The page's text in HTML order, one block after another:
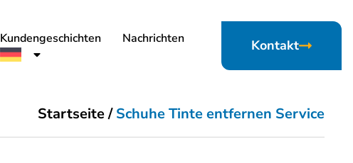
Kundengeschichten Nachrichten Kontakt
Startseite/Schuhe Tinte entfernen Service